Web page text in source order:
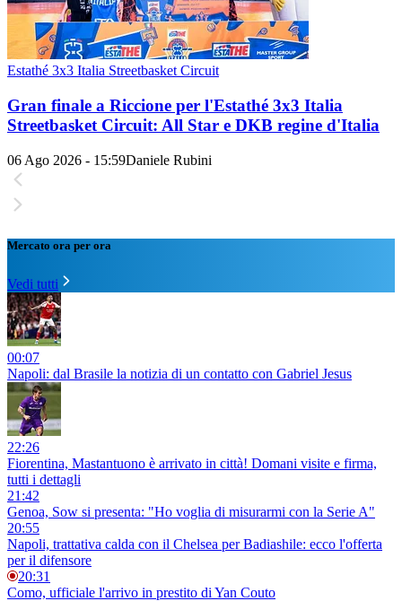
Estathé 3x3 Italia Streetbasket Circuit
Gran finale a Riccione per l'Estathé 3x3 Italia
Streetbasket Circuit: All Star e DKB regine d'Italia
06 Ago 2026 - 15:59Daniele Rubini
Mercato ora per ora
Vedi tutti
00:07
Napoli: dal Brasile la notizia di un contatto con Gabriel Jesus
22:26
Fiorentina, Mastantuono è arrivato in città! Domani visite e firma,
tutti i dettagli
21:42
Genoa, Sow si presenta: "Ho voglia di misurarmi con la Serie A"
20:55
Napoli, trattativa calda con il Chelsea per Badiashile: ecco l'offerta
per il difensore
20:31
Como, ufficiale l'arrivo in prestito di Yan Couto